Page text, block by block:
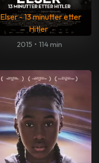
Elser - 13 minutter etter
Hitler
2015 • 114 min